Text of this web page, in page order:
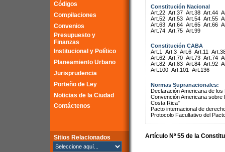
Códigos
Compilaciones
Convenios
Presupuesto y
Finanzas
Institucional y Político
Planeamiento Urbano
Jurisprudencia
Porteño de Ley
Noticias de la Ciudad
Contáctenos
Sitios Relacionados
Constitución Nacional
Art.22 Art.37 Art.38 Art.44
Art.52 Art.53 Art.54 Art.55
Art.63 Art.64 Art.65 Art.66
Art.74 Art.75 Art.99
Constitución CABA
Art.1
Art.3 Art.6 Art.11
Art.62 Art.70 Art.73 Art.74
Art.82 Art.83 Art.84 Art.92
Art.100 Art.101 Art.136
Normas Supranacionales:
Declaración Americana de
Convención Americana
Costa Rica"
Pacto internacional de
Protocolo Facultativo del
Artículo Nº 55 de la